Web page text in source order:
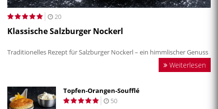
20
Klassische Salzburger Nockerl
Traditionelles Rezept für Salzburger Nockerl – ein himmlischer Genuss
Weiterlesen
Topfen-Orangen-Soufflé
50